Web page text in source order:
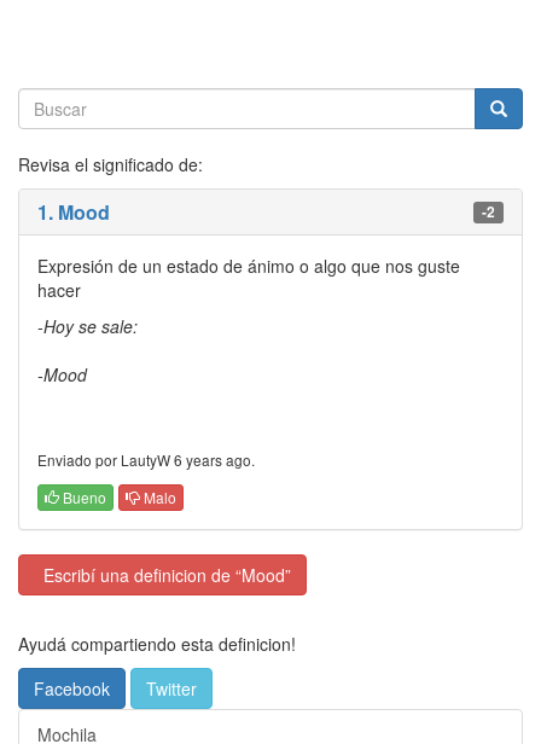
Revisa el significado de:
1. Mood -2
Expresión de un estado de ánimo o algo que nos guste
hacer
-Hoy se sale:
-Mood
Enviado por LautyW 6 years ago.
Bueno
Malo
Escribí una definicion de “Mood”
Ayudá compartiendo esta definicion!
Facebook
Twitter
Mochila